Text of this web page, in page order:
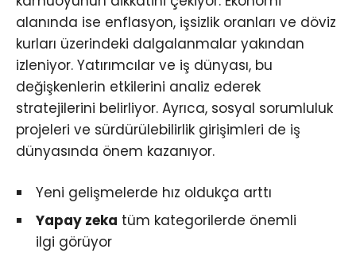
alanında ise enflasyon, işsizlik oranları ve döviz
kurları üzerindeki dalgalanmalar yakından
izleniyor. Yatırımcılar ve iş dünyası, bu
değişkenlerin etkilerini analiz ederek
stratejilerini belirliyor. Ayrıca, sosyal sorumluluk
projeleri ve sürdürülebilirlik girişimleri de iş
dünyasında önem kazanıyor.
Yeni gelişmelerde hız oldukça arttı
Yapay zeka tüm kategorilerde önemli
ilgi görüyor